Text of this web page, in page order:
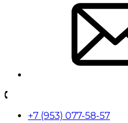
+7 (953) 077-58-57